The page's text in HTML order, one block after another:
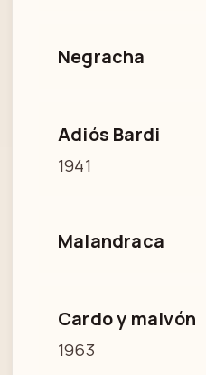
Negracha
Adiós Bardi
1941
Malandraca
Cardo y malvón
1963